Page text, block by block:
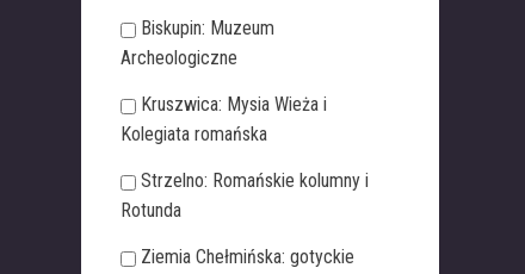
Biskupin: Muzeum
Archeologiczne
Kruszwica: Mysia Wieża i
Kolegiata romańska
Strzelno: Romańskie kolumny i
Rotunda
Ziemia Chełmińska: gotyckie